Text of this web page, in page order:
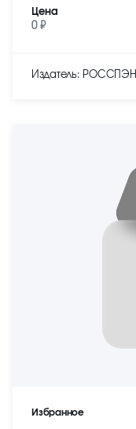
Цена
0 ₽
Издатель: РОССПЭН
Избранное